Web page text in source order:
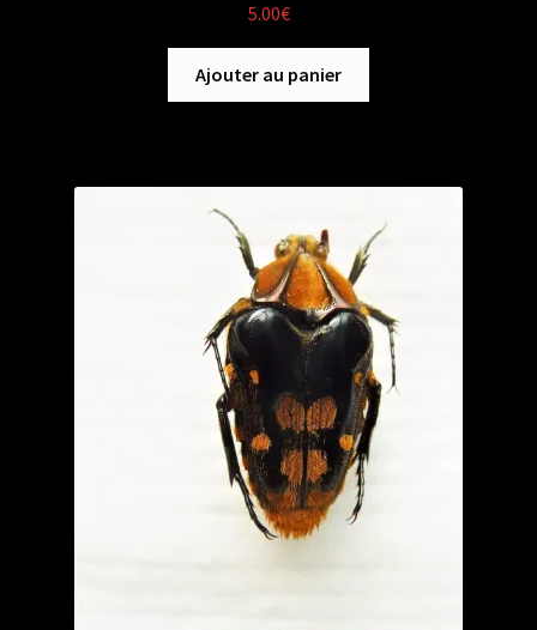
5.00€
Ajouter au panier